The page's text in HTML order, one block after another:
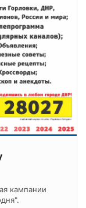
кампании